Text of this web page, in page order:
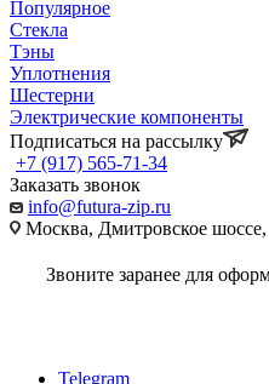
Популярное
Стекла
Тэны
Уплотнения
Шестерни
Электрические компоненты
Подписаться на рассылку
+7 (917) 565-71-34
Заказать звонок
info@futura-zip.ru
Москва, Дмитровское
Звоните заранее для
Telegram